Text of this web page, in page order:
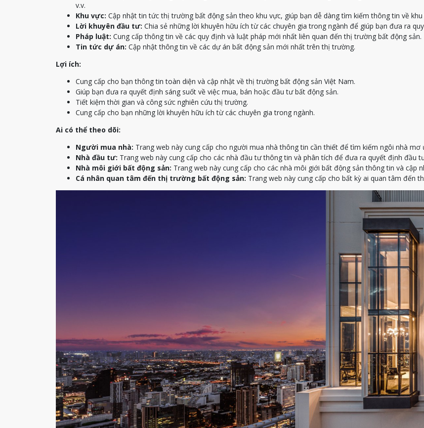
v.v.
Khu vực: Cập nhật tin tức thị trường bất động sản theo khu vực, giúp bạn dễ dàng tìm kiếm thông tin về
Lời khuyên đầu tư: Chia sẻ những lời khuyên hữu ích từ các chuyên gia trong ngành để giúp bạn đưa ra
Pháp luật: Cung cấp thông tin về các quy định và luật pháp mới nhất liên quan đến thị trường bất động sản.
Tin tức dự án: Cập nhật thông tin về các dự án bất động sản mới nhất trên thị trường.
Lợi ích:
Cung cấp cho bạn thông tin toàn diện và cập nhật về thị trường bất động sản Việt Nam.
Giúp bạn đưa ra quyết định sáng suốt về việc mua, bán hoặc đầu tư bất động sản.
Tiết kiệm thời gian và công sức nghiên cứu thị trường.
Cung cấp cho bạn những lời khuyên hữu ích từ các chuyên gia trong ngành.
Ai có thể theo dõi:
Người mua nhà: Trang web này cung cấp cho người mua nhà thông tin cần thiết để tìm kiếm ngôi nhà mơ
Nhà đầu tư: Trang web này cung cấp cho các nhà đầu tư thông tin và phân tích để đưa ra quyết định đầu
Nhà môi giới bất động sản: Trang web này cung cấp cho các nhà môi giới bất động sản thông tin và
Cá nhân quan tâm đến thị trường bất động sản: Trang web này cung cấp cho bất kỳ ai quan tâm đến